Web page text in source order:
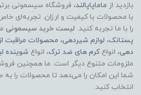
بازدید از ماماپاپالند، فروشگاه سیسمونی برتر
با محصولات با کیفیت و ارزان. تجربه‌ای
را با ما تجربه کنید. لیست خرید سیسمونی
پستانک، لوازم شیردهی، محصولات مراقبت
دهی، انواعکرم های ضد ترک، انواع شوینده
ملزومات متنوع دیگر است. ما همچنین
شما این امکان را می‌دهد تا محصولات را
انتخاب کنید.